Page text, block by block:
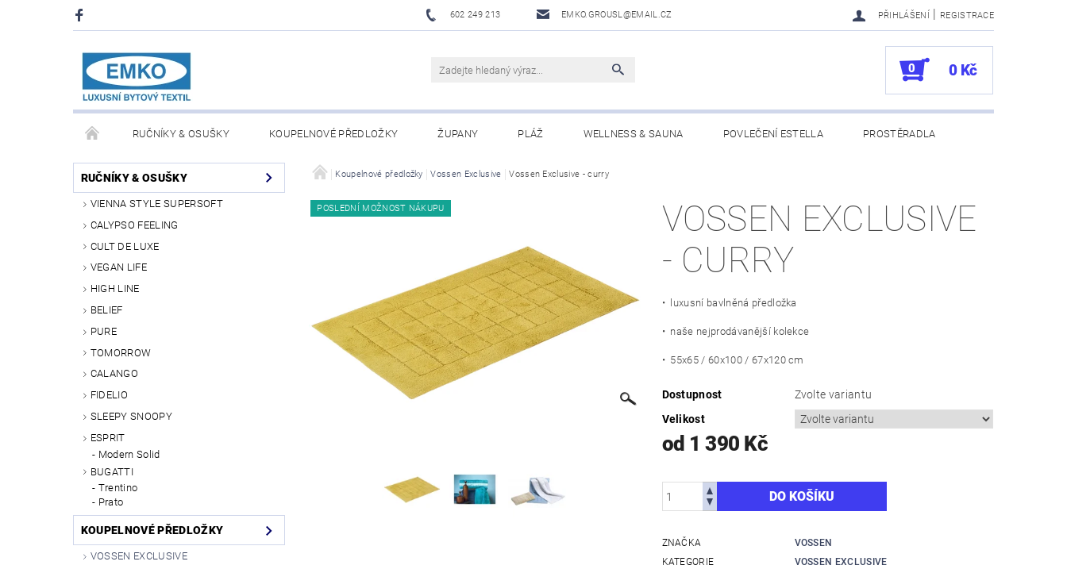
602 249 213 EMKO.GROUSL@EMAIL.CZ PŘIHLÁŠENÍ | REGISTRACE
0 0 Kč
RUČNÍKY & OSUŠKY KOUPELNOVÉ PŘEDLOŽKY ŽUPANY PLÁŽ WELLNESS & SAUNA POVLEČENÍ ESTELLA PROSTĚRADLA
PŘIKRÝVKY & POLŠTÁŘE DEKY A PLÉDY UBRUSY A UTĚRKY EKELUND DĚTI DÁRKOVÉ SADY A POUKAZY
OBCHODNÍ PODMÍNKY
RUČNÍKY & OSUŠKY
VIENNA STYLE SUPERSOFT
CALYPSO FEELING
CULT DE LUXE
VEGAN LIFE
HIGH LINE
BELIEF
PURE
TOMORROW
CALANGO
FIDELIO
SLEEPY SNOOPY
ESPRIT
Modern Solid
BUGATTI
Trentino
Prato
KOUPELNOVÉ PŘEDLOŽKY
VOSSEN EXCLUSIVE
Koupelnové předložky Vossen Exclusive Vossen Exclusive - curry
POSLEDNÍ MOŽNOST NÁKUPU
VOSSEN EXCLUSIVE
- CURRY
• luxusní bavlněná předložka
• naše nejprodávanější kolekce
• 55x65 / 60x100 / 67x120 cm
Dostupnost
Zvolte variantu
Velikost
od 1 390 Kč
ZNAČKA
VOSSEN
KATEGORIE
VOSSEN EXCLUSIVE